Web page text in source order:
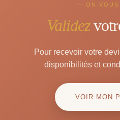
— ON VOUS
Validez
Pour recevoir votre
disponibilités et
VOIR MON